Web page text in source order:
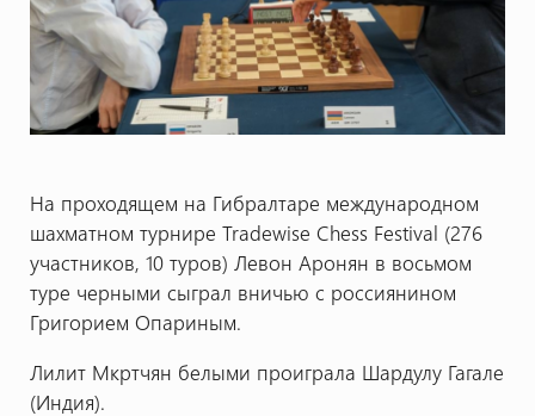
На проходящем на Гибралтаре международном
шахматном турнире Tradewise Chess Festival (276
участников, 10 туров) Левон Аронян в восьмом
туре черными сыграл вничью с россиянином
Григорием Опариным.
Лилит Мкртчян белыми проиграла Шардулу Гагале
(Индия).